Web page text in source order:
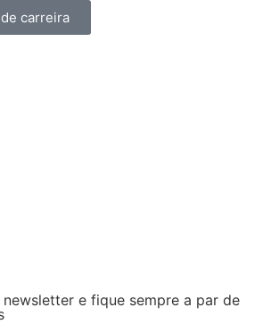
carreira
newsletter e fique sempre a par de